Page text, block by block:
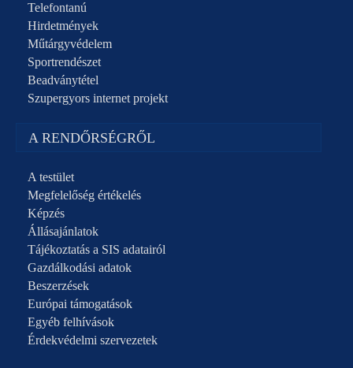
Telefontanú
Hirdetmények
Műtárgyvédelem
Sportrendészet
Beadványtétel
Szupergyors internet projekt
A RENDŐRSÉGRŐL
A testület
Megfelelőség értékelés
Képzés
Állásajánlatok
Tájékoztatás a SIS adatairól
Gazdálkodási adatok
Beszerzések
Európai támogatások
Egyéb felhívások
Érdekvédelmi szervezetek